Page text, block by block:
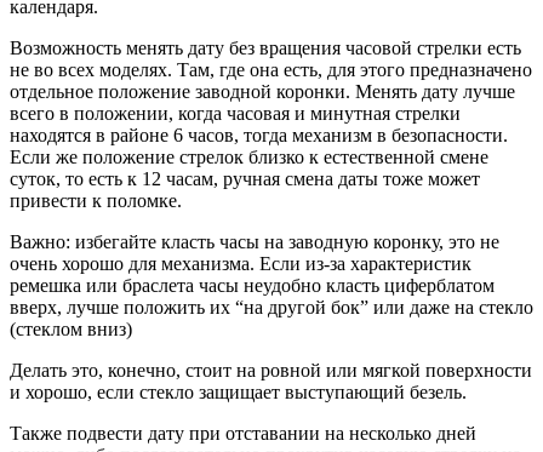
календаря.
Возможность менять дату без вращения часовой стрелки есть
не во всех моделях. Там, где она есть, для этого предназначено
отдельное положение заводной коронки. Менять дату лучше
всего в положении, когда часовая и минутная стрелки
находятся в районе 6 часов, тогда механизм в безопасности.
Если же положение стрелок близко к естественной смене
суток, то есть к 12 часам, ручная смена даты тоже может
привести к поломке.
Важно: избегайте класть часы на заводную коронку, это не
очень хорошо для механизма. Если из-за характеристик
ремешка или браслета часы неудобно класть циферблатом
вверх, лучше положить их “на другой бок” или даже на стекло
(стеклом вниз)
Делать это, конечно, стоит на ровной или мягкой поверхности
и хорошо, если стекло защищает выступающий безель.
Также подвести дату при отставании на несколько дней